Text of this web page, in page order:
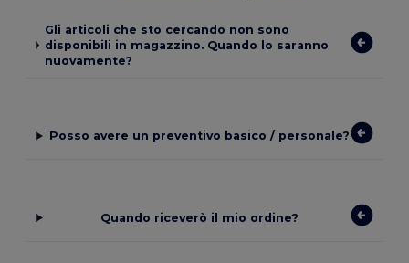
Gli articoli che sto cercando non sono
disponibili in magazzino. Quando lo saranno
nuovamente?
Posso avere un preventivo basico / personale?
Quando riceverò il mio ordine?